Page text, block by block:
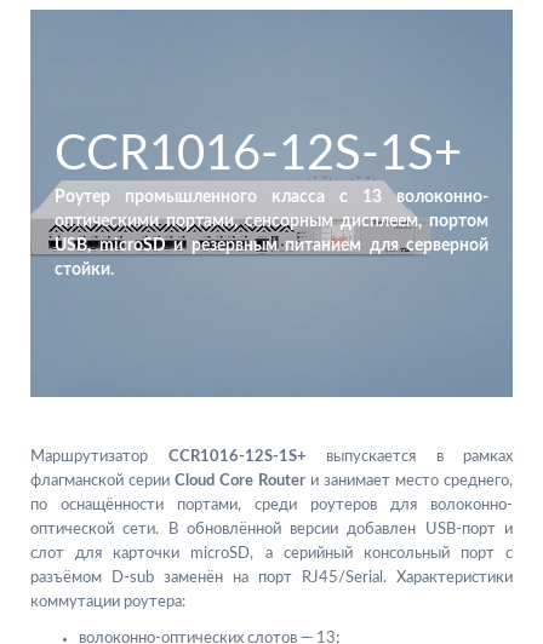
CCR1016-12S-1S+
Роутер промышленного класса с 13 волоконно-
оптическими портами, сенсорным дисплеем, портом
USB, microSD и резервным питанием для серверной
стойки.
Маршрутизатор CCR1016-12S-1S+ выпускается в рамках
флагманской серии Cloud Core Router и занимает место среднего,
по оснащённости портами, среди роутеров для волоконно-
оптической сети. В обновлённой версии добавлен USB-порт и
слот для карточки microSD, а серийный консольный порт с
разъёмом D-sub заменён на порт RJ45/Serial. Характеристики
коммутации роутера:
волоконно-оптических слотов — 13;